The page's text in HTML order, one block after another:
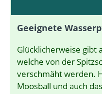
Geeignete
Glücklicherweise gibt
welche von der
verschmäht werden.
Moosball und auch